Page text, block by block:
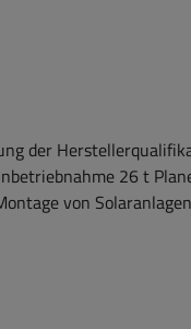
der
26 t
von